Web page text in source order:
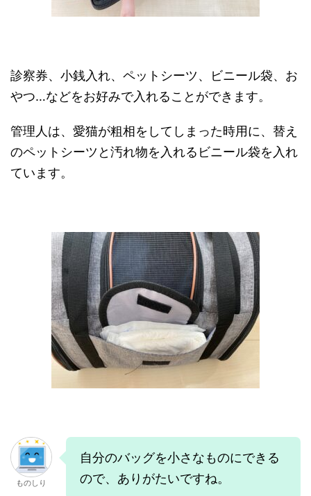
診察券、小銭入れ、ペットシーツ、ビニール袋、お
やつ…などをお好みで入れることができます。
管理人は、愛猫が粗相をしてしまった時用に、替え
のペットシーツと汚れ物を入れるビニール袋を入れ
ています。
ものしり
自分のバッグを小さなものにできる
ので、ありがたいですね。